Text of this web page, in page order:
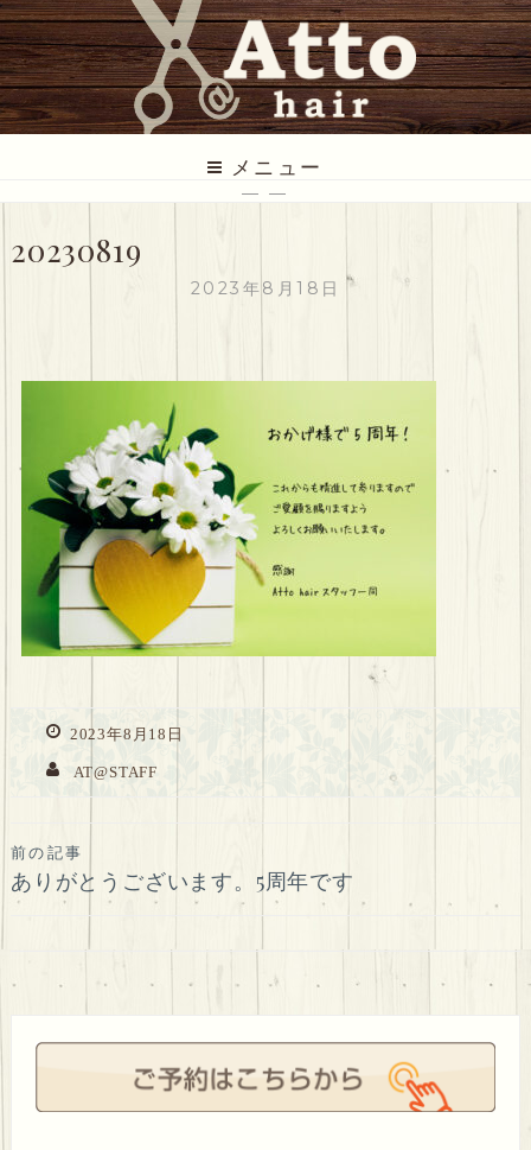
コ
ン
テ
ン
ツ
ッ
メニュー
— —
20230819
2023年8月18日
2023年8月18日
AT@STAFF
投
稿
ゲ
シ
ン
前の記事
ありがとうございます。5周年です